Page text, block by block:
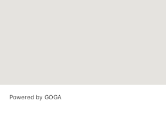
Powered by GOGA